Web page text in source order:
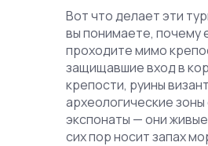
Вот что делает эти
вы понимаете, почему
проходите мимо
защищавшие вход в
крепости, руины
археологические
экспонаты — они
сих пор носит запах